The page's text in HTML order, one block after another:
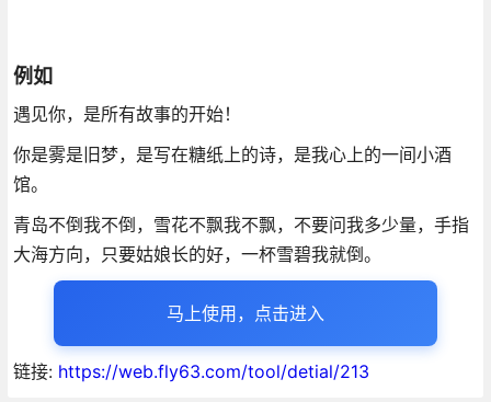
例如
遇见你，是所有故事的开始！
你是雾是旧梦，是写在糖纸上的诗，是我心上的一间小酒
馆。
青岛不倒我不倒，雪花不飘我不飘，不要问我多少量，手指
大海方向，只要姑娘长的好，一杯雪碧我就倒。
马上使用，点击进入
链接: https://web.fly63.com/tool/detial/213